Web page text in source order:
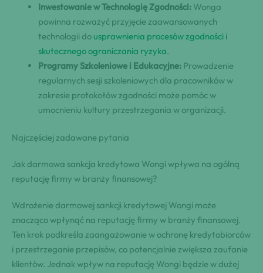
Inwestowanie w Technologię Zgodności: Wonga
powinna rozważyć przyjęcie zaawansowanych
technologii do usprawnienia procesów zgodności i
skutecznego ograniczania ryzyka.
Programy Szkoleniowe i Edukacyjne: Prowadzenie
regularnych sesji szkoleniowych dla pracowników w
zakresie protokołów zgodności może pomóc w
umocnieniu kultury przestrzegania w organizacji.
Najczęściej zadawane pytania
Jak darmowa sankcja kredytowa Wongi wpływa na ogólną
reputację firmy w branży finansowej?
Wdrożenie darmowej sankcji kredytowej Wongi może
znacząco wpłynąć na reputację firmy w branży finansowej.
Ten krok podkreśla zaangażowanie w ochronę kredytobiorców
i przestrzeganie przepisów, co potencjalnie zwiększa zaufanie
klientów. Jednak wpływ na reputację Wongi będzie w dużej